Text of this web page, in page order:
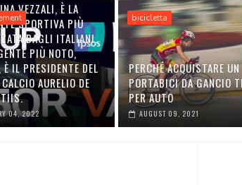
VEZZALI, È LA
SPORTIVA PIÙ
DAGLI ITALIANI.
PIÙ NOTO,
È IL PRESIDENTE DEL
AURELIO DE
04, 2022
bicicletta
PERCHÉ ACQUISTARE UN
PORTABICI DA GANCIO
PER AUTO
AUGUST 09, 2021